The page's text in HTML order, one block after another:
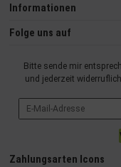
Informationen
Folge uns auf
Bitte sende mir
und jederzeit
Zahlungsarten Icons